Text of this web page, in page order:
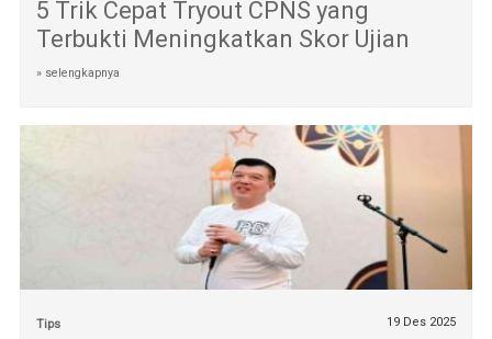
5 Trik Cepat Tryout CPNS yang
Terbukti Meningkatkan Skor Ujian
» selengkapnya
Tips 19 Des 2025